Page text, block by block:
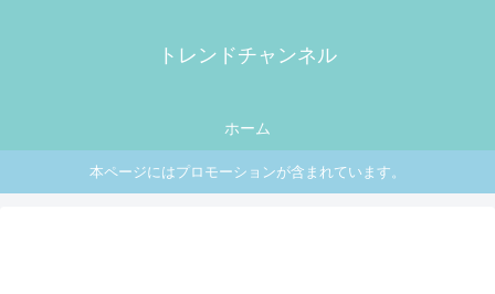
トレンドチャンネル
ホーム
本ページにはプロモーションが含まれています。